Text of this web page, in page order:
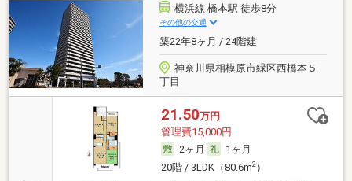
横浜線 橋本駅 徒歩8分
その他の交通
築22年8ヶ月 / 24階建
神奈川県相模原市緑区西橋本５
丁目
21.50万円
管理費15,000円
2ヶ月
1ヶ月
20階 / 3LDK（80.6m2）